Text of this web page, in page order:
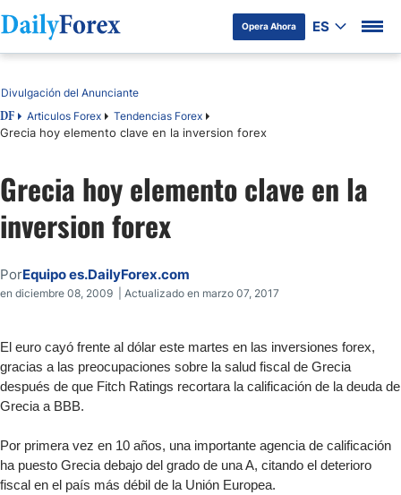
Opera Ahora ES
Tabla de contenidos
DF Articulos Forex Tendencias Forex
Grecia hoy elemento clave en la inversion forex
Divulgación del Anunciante
Grecia hoy elemento clave en la
inversion forex
PorEquipo es.DailyForex.com
en diciembre 08, 2009 | Actualizado en marzo 07, 2017
El euro cayó frente al dólar este martes en las inversiones forex,
gracias a las preocupaciones sobre la salud fiscal de Grecia
después de que Fitch Ratings recortara la calificación de la deuda de
Grecia a BBB.
Por primera vez en 10 años, una importante agencia de calificación
ha puesto Grecia debajo del grado de una A, citando el deterioro
fiscal en el país más débil de la Unión Europea.